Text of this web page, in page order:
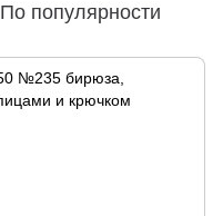
По популярности